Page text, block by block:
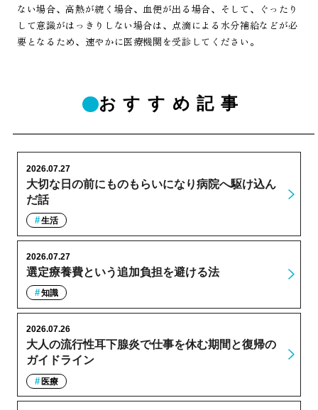
ない場合、高熱が続く場合、血便が出る場合、そして、ぐったり
して意識がはっきりしない場合は、点滴による水分補給などが必
要となるため、速やかに医療機関を受診してください。
おすすめ記事
大切な日の前にものもらいになり病院へ駆け込ん
だ話
2026.07.27
生活
選定療養費という追加負担を避ける法
2026.07.27
知識
大人の流行性耳下腺炎で仕事を休む期間と復帰の
ガイドライン
2026.07.26
医療